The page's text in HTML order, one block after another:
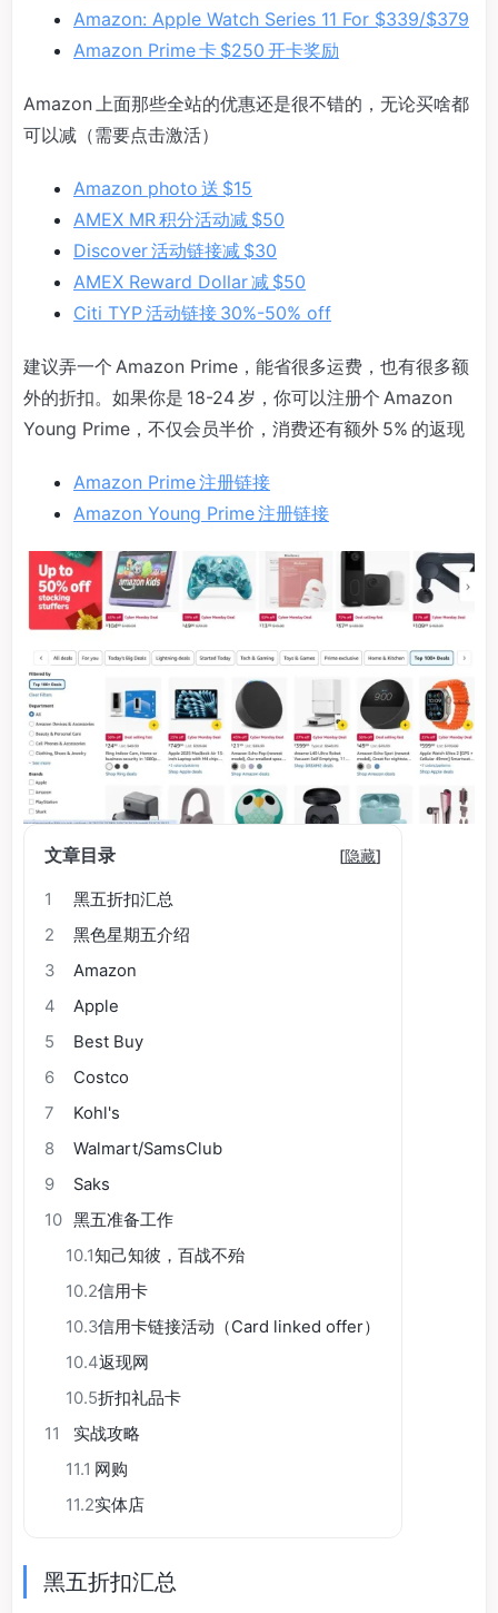
Amazon: Apple Watch Series 11 For $339/$379
Amazon Prime 卡 $250 开卡奖励
Amazon 上面那些全站的优惠还是很不错的，无论买啥都
可以减（需要点击激活）
Amazon photo 送 $15
AMEX MR 积分活动减 $50
Discover 活动链接减 $30
AMEX Reward Dollar 减 $50
Citi TYP 活动链接 30%-50% off
建议弄一个 Amazon Prime，能省很多运费，也有很多额
外的折扣。如果你是 18-24 岁，你可以注册个 Amazon
Young Prime，不仅会员半价，消费还有额外 5% 的返现
Amazon Prime 注册链接
Amazon Young Prime 注册链接
文章目录 [隐藏]
1
黑五折扣汇总
2
黑色星期五介绍
3
Amazon
4
Apple
5
Best Buy
6
Costco
7
Kohl's
8
Walmart/SamsClub
9
Saks
10 黑五准备工作
10.1知己知彼，百战不殆
10.2信用卡
10.3信用卡链接活动（Card linked offer）
10.4返现网
10.5折扣礼品卡
11
实战攻略
11.1 网购
11.2实体店
黑五折扣汇总